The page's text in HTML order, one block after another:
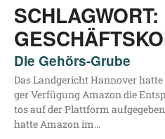
SCHLAGWORT:
Die Gehörs-Grube
Das Land­ge­richt Han­no­ver
ger Ver­fü­gung Ama­zon die
tos auf der Platt­form
hat­te Ama­zon im…